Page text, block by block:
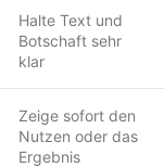
Halte Text und
Botschaft sehr
klar
Zeige sofort den
Nutzen oder das
Ergebnis